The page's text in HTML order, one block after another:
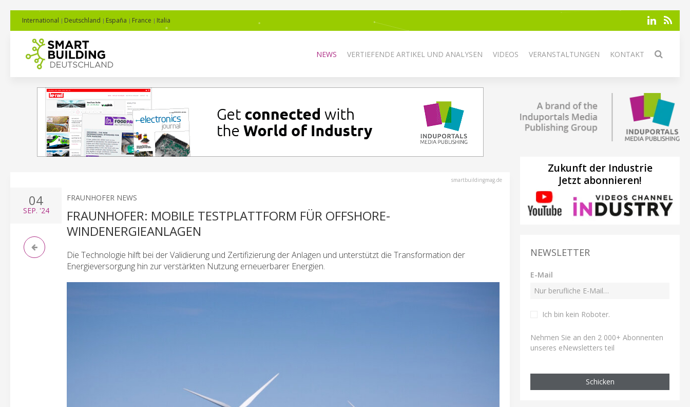
International Deutschland España France Italia
NEWS VERTIEFENDE ARTIKEL UND ANALYSEN VIDEOS VERANSTALTUNGEN KONTAKT
smartbuildingmag.de
04
SEP. '24
FRAUNHOFER NEWS
FRAUNHOFER: MOBILE TESTPLATTFORM FÜR OFFSHORE-
WINDENERGIEANLAGEN
Die Technologie hilft bei der Validierung und Zertifizierung der Anlagen und unterstützt die Transformation der
Energieversorgung hin zur verstärkten Nutzung erneuerbarer Energien.
Zukunft der Industrie
Jetzt abonnieren!
NEWSLETTER
E-Mail
Ich bin kein Roboter.
Nehmen Sie an den 2 000+ Abonnenten
unseres eNewsletters teil
Schicken